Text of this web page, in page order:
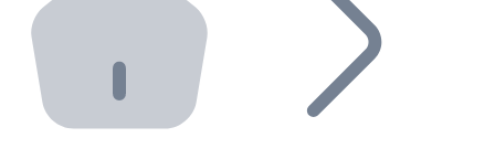
Integra un ATM Bitnovo en tu negocio y permite que
Bitnovo API
Integra nuestra API en tu ecosistema.